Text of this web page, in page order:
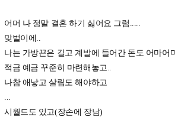
어머 나 정말 결혼 하기 싫어요 그럼.....
맞벌이에..
나는 가방끈은 길고 계발에 들어간 돈도 어마어
적금 예금 꾸준히 마련해놓고..
나참 애낳고 살림도 해야하고
...
시월드도 있고(장손에 장남)